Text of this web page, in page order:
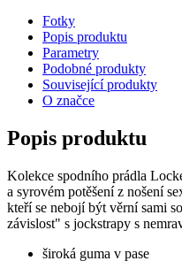
Fotky
Popis produktu
Parametry
Podobné produkty
Související produkty
O značce
Popis produktu
Kolekce spodního prádla
a syrovém potěšení z nošení
kteří se nebojí být věrní sami
závislost" s jockstrapy s
široká guma v pase